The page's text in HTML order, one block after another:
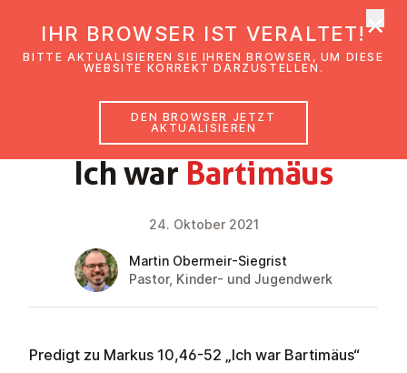
Ich warBartimäus
GLAUBENSIMPULS
24. Oktober 2021
Martin Obermeir-Siegrist
Pastor, Kinder- und Jugendwerk
Predigt zu Markus 10,46-52 „Ich war Bartimäus“
IHR BROWSER IST VERALTET!
BITTE AKTUALISIEREN SIE IHREN BROWSER, UM DIESE
WEBSITE KORREKT DARZUSTELLEN.
DEN BROWSER JETZT
AKTUALISIEREN
×